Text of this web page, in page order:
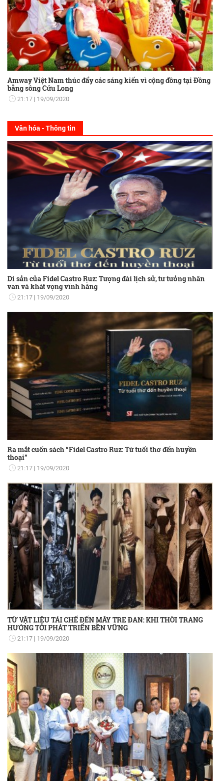
Amway Việt Nam thúc đẩy các sáng kiến vì cộng đồng tại Đồng
bằng sông Cửu Long
21:17 19/09/2020
Văn hóa - Thông tin
Di sản của Fidel Castro Ruz: Tượng đài lịch sử, tư tưởng nhân
văn và khát vọng vĩnh hằng
21:17 19/09/2020
Ra mắt cuốn sách “Fidel Castro Ruz: Từ tuổi thơ đến huyền
thoại”
21:17 19/09/2020
TỪ VẬT LIỆU TÁI CHẾ ĐẾN MÂY TRE ĐAN: KHI THỜI TRANG
HƯỚNG TỚI PHÁT TRIỂN BỀN VỮNG
21:17 19/09/2020